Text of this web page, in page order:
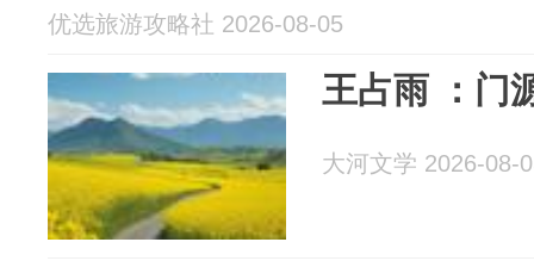
优选旅游攻略社 2026-08-05
王占雨 ：门
大河文学 2026-08-